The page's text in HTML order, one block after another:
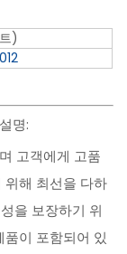
)
명:
고객에게 고품
위해 최선을 다하
을 보장하기 위
이 포함되어 있